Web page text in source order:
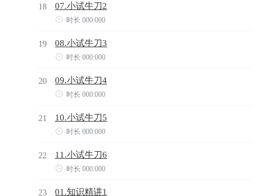
18 07.小试牛刀2
 时长 000:000
19 08.小试牛刀3
 时长 000:000
20 09.小试牛刀4
 时长 000:000
21 10.小试牛刀5
 时长 000:000
22 11.小试牛刀6
 时长 000:000
23 01.知识精讲1